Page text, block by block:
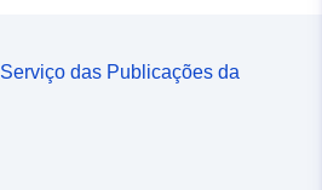
Serviço das Publicações da